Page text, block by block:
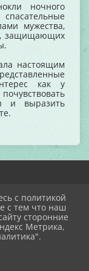
ночного
мужества,
защищающих
настоящим
как у
и выразить
с политикой
с тем что наш
сторонние
Метрика,